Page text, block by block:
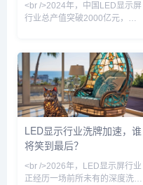
“拼产能”转
<br />2024年，中国LED显示屏
行业总产值突破2000亿元，但
LED（P1.2以下）市占率首次超
过传统DIP产品，Mini LED背光
显示器的全球出货量同比猛增逾
150%。行业共识正在形成：单
纯的“亮度”“刷新率”指标已无法
支撑溢价，取而代之的是“场景
适配力”和“数据交互能力”。从舞
台租赁到指挥中心，从裸眼3D
LED显示行业洗牌加速，谁
将笑到最后？
<br />2026年，LED显示屏行业
正经历一场前所未有的深度洗